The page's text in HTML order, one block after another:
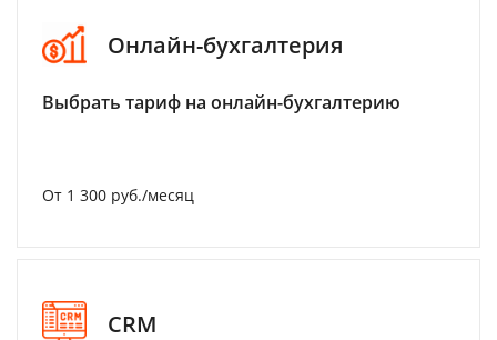
Онлайн-бухгалтерия
Выбрать тариф на онлайн-бухгалтерию
От 1 300 руб./месяц
CRM